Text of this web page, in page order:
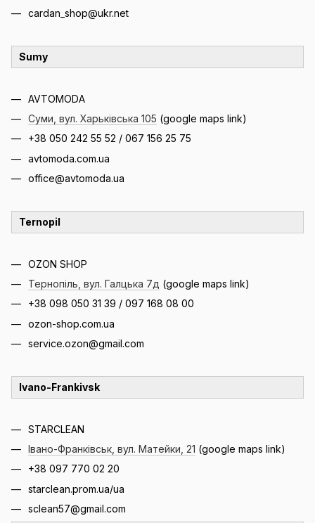
cardan_shop@ukr.net
Sumy
AVTOMODA
Суми, вул. Харьківська 105 (google maps link)
+38 050 242 55 52 / 067 156 25 75
avtomoda.com.ua
office@avtomoda.ua
Ternopil
OZON SHOP
Тернопіль, вул. Галцька 7д (google maps link)
+38 098 050 31 39 / 097 168 08 00
ozon-shop.com.ua
service.ozon@gmail.com
Ivano-Frankivsk
STARCLEAN
Івано-Франківськ, вул. Матейки, 21 (google maps link)
+38 097 770 02 20
starclean.prom.ua/ua
sclean57@gmail.com